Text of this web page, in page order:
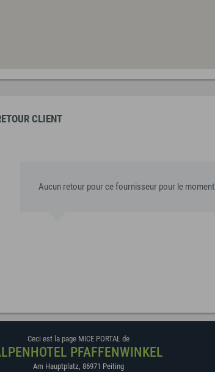
CLIENT
Aucun retour pour ce fournisseur pour le
Ceci est la page MICE PORTAL de
PFAFFENWINKEL
Am Hauptplatz, 86971 Peiting